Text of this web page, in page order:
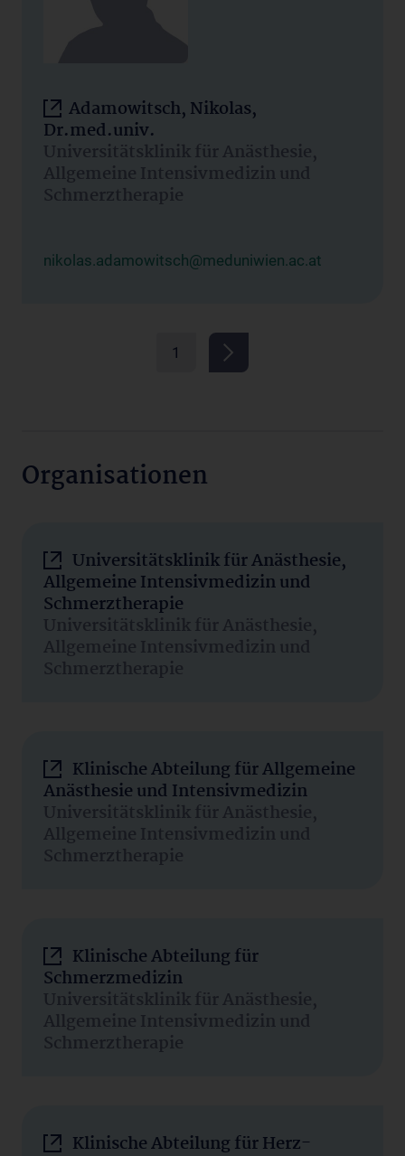
Adamowitsch, Nikolas,
Dr.med.univ.
Universitätsklinik für Anästhesie,
Allgemeine Intensivmedizin und
Schmerztherapie
nikolas.adamowitsch@meduniwien.ac.at
1
Organisationen
Universitätsklinik für Anästhesie,
Allgemeine Intensivmedizin und
Schmerztherapie
Universitätsklinik für Anästhesie,
Allgemeine Intensivmedizin und
Schmerztherapie
Klinische Abteilung für Allgemeine
Anästhesie und Intensivmedizin
Universitätsklinik für Anästhesie,
Allgemeine Intensivmedizin und
Schmerztherapie
Klinische Abteilung für
Schmerzmedizin
Universitätsklinik für Anästhesie,
Allgemeine Intensivmedizin und
Schmerztherapie
Klinische Abteilung für Herz-